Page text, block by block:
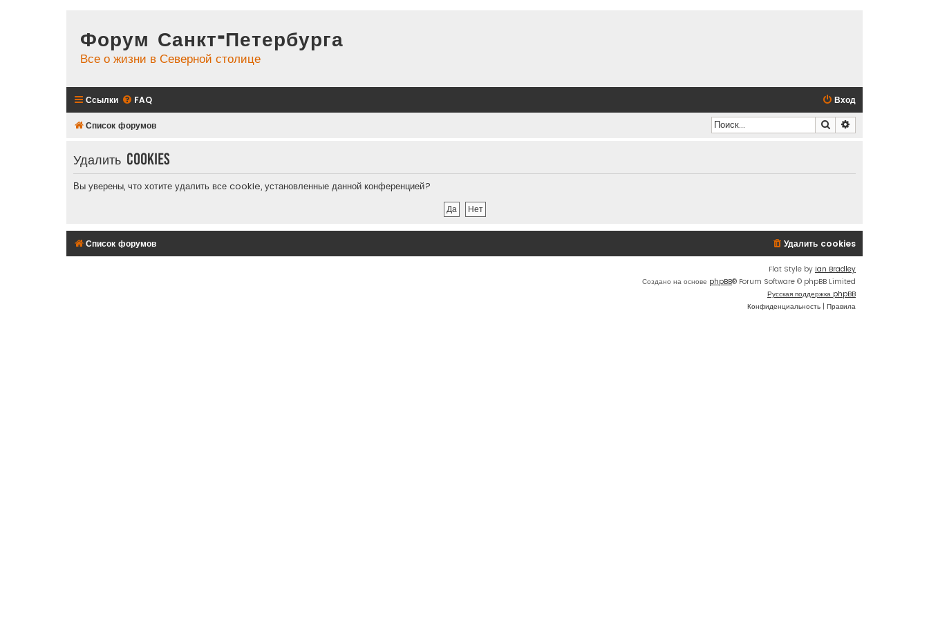
Форум Санкт-Петербурга
Все о жизни в Северной столице
Ссылки FAQ Вход
Список форумов Поиск
Удалить cookies
Вы уверены, что хотите удалить все cookie, установленные данной конференцией?
Список форумов Удалить cookies
Flat Style by Ian Bradley
Создано на основе phpBB® Forum Software © phpBB Limited
Русская поддержка phpBB
Конфиденциальность | Правила